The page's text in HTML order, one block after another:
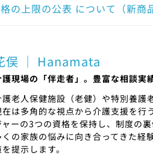
の上限の公表 について（新
俣 ｜ Hanamata
護現場の「伴走者」。豊富な相談実
護老人保健施設（老健）や特別養護
在は多角的な視点から介護支援を行
ャーの3つの資格を保持し、制度の
くの家族の悩みに向き合ってきた経
提示します。